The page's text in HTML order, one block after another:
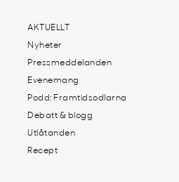
AKTUELLT
Nyheter
Pressmeddelanden
Evenemang
Podd: Framtidsodlarna
Debatt & blogg
Utlåtanden
Recept